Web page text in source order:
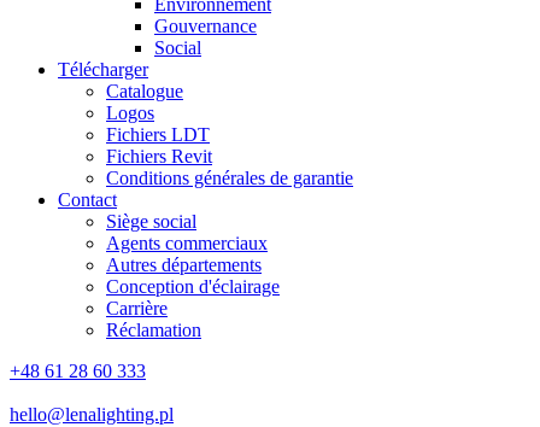
Environnement
Gouvernance
Social
Télécharger
Catalogue
Logos
Fichiers LDT
Fichiers Revit
Conditions générales de garantie
Contact
Siège social
Agents commerciaux
Autres départements
Conception d'éclairage
Carrière
Réclamation
+48 61 28 60 333
hello@lenalighting.pl